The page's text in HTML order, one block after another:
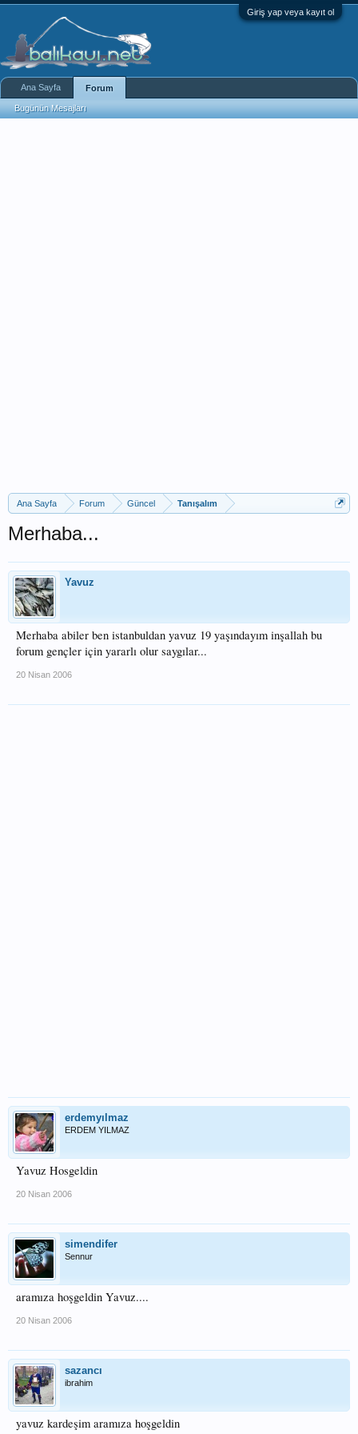
Giriş yap veya kayıt ol
Ana Sayfa Forum Güncel Tanışalım
Merhaba...
Yavuz
Merhaba abiler ben istanbuldan yavuz 19 yaşındayım inşallah bu
forum gençler için yararlı olur saygılar...
20 Nisan 2006
erdemyılmaz
ERDEM YILMAZ
Yavuz Hosgeldin
20 Nisan 2006
simendifer
Sennur
aramıza hoşgeldin Yavuz....
20 Nisan 2006
sazancı
ibrahim
yavuz kardeşim aramıza hoşgeldin
Ana Sayfa Forum
Bugünün Mesajları